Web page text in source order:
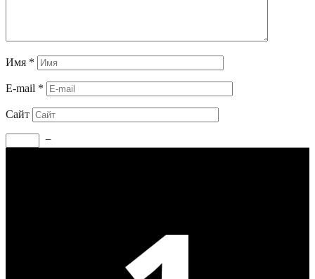
Имя *
E-mail *
Сайт
−